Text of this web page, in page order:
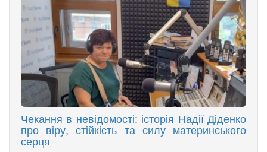
Чекання в невідомості: історія Надії Діденко
про віру, стійкість та силу материнського
серця